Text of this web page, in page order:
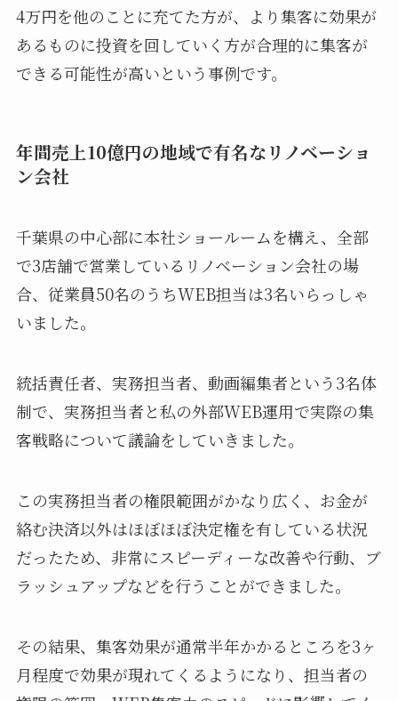
4万円を他のことに充てた方が、より集客に効果が
あるものに投資を回していく方が合理的に集客が
できる可能性が高いという事例です。
年間売上10億円の地域で有名なリノベーショ
ン会社
千葉県の中心部に本社ショールームを構え、全部
で3店舗で営業しているリノベーション会社の場
合、従業員50名のうちWEB担当は3名いらっしゃ
いました。
統括責任者、実務担当者、動画編集者という3名体
制で、実務担当者と私の外部WEB運用で実際の集
客戦略について議論をしていきました。
この実務担当者の権限範囲がかなり広く、お金が
絡む決済以外はほぼほぼ決定権を有している状況
だったため、非常にスピーディーな改善や行動、ブ
ラッシュアップなどを行うことができました。
その結果、集客効果が通常半年かかるところを3ヶ
月程度で効果が現れてくるようになり、担当者の